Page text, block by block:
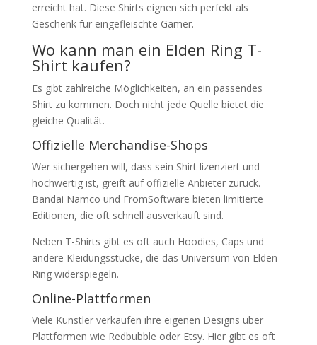
erreicht hat. Diese Shirts eignen sich perfekt als
Geschenk für eingefleischte Gamer.
Wo kann man ein Elden Ring T-
Shirt kaufen?
Es gibt zahlreiche Möglichkeiten, an ein passendes
Shirt zu kommen. Doch nicht jede Quelle bietet die
gleiche Qualität.
Offizielle Merchandise-Shops
Wer sichergehen will, dass sein Shirt lizenziert und
hochwertig ist, greift auf offizielle Anbieter zurück.
Bandai Namco und FromSoftware bieten limitierte
Editionen, die oft schnell ausverkauft sind.
Neben T-Shirts gibt es oft auch Hoodies, Caps und
andere Kleidungsstücke, die das Universum von Elden
Ring widerspiegeln.
Online-Plattformen
Viele Künstler verkaufen ihre eigenen Designs über
Plattformen wie Redbubble oder Etsy. Hier gibt es oft